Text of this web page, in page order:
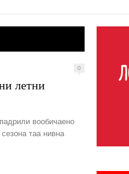
0
летни
вообичаено
таа нивна